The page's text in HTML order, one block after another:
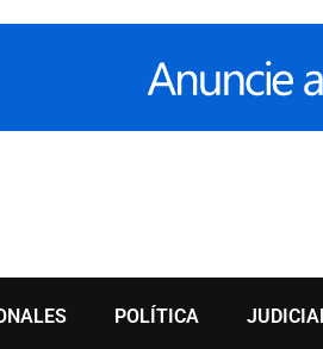
POLÍTICA